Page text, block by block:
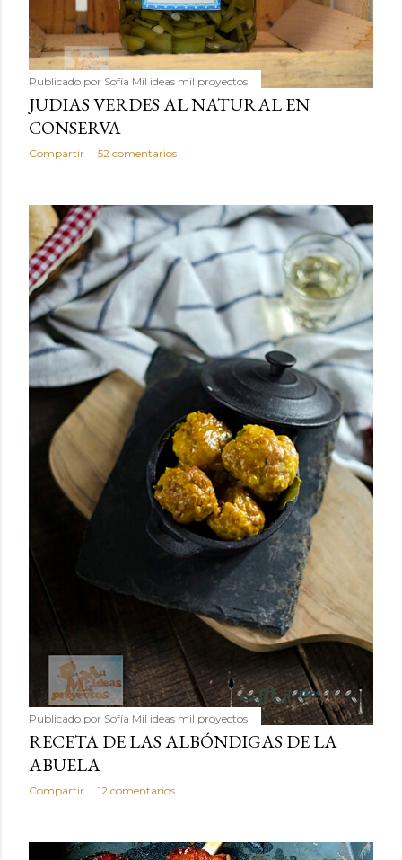
Publicado por Sofía Mil ideas mil proyectos
JUDIAS VERDES AL NATURAL EN
CONSERVA
Compartir 52 comentarios
Publicado por Sofía Mil ideas mil proyectos
RECETA DE LAS ALBÓNDIGAS DE LA
ABUELA
Compartir 12 comentarios